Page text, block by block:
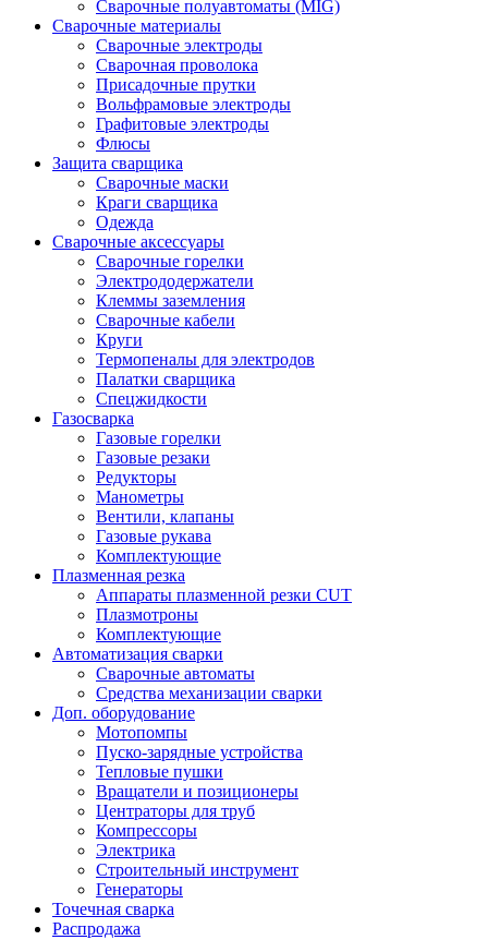
Сварочные полуавтоматы (MIG)
Сварочные материалы
Сварочные электроды
Сварочная проволока
Присадочные прутки
Вольфрамовые электроды
Графитовые электроды
Флюсы
Защита сварщика
Сварочные маски
Краги сварщика
Одежда
Сварочные аксессуары
Сварочные горелки
Электрододержатели
Клеммы заземления
Сварочные кабели
Круги
Термопеналы для электродов
Палатки сварщика
Спецжидкости
Газосварка
Газовые горелки
Газовые резаки
Редукторы
Манометры
Вентили, клапаны
Газовые рукава
Комплектующие
Плазменная резка
Аппараты плазменной резки CUT
Плазмотроны
Комплектующие
Автоматизация сварки
Сварочные автоматы
Средства механизации сварки
Доп. оборудование
Мотопомпы
Пуско-зарядные устройства
Тепловые пушки
Вращатели и позиционеры
Центраторы для труб
Компрессоры
Электрика
Строительный инструмент
Генераторы
Точечная сварка
Распродажа